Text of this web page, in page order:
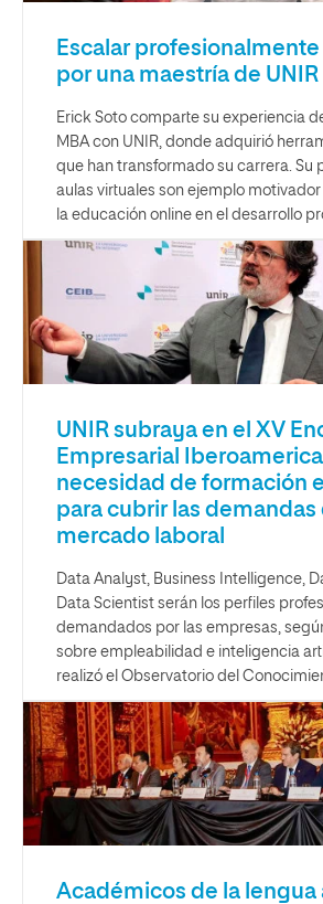
Escalar
por una maestría de UNIR
Erick Soto comparte su experiencia
MBA con UNIR, donde adquirió
que han transformado su carrera. Su
aulas virtuales son ejemplo
la educación online en el desarrollo
UNIR subraya en el XV
Empresarial
necesidad de formación
para cubrir las demandas
mercado laboral
Data Analyst, Business Intelligence,
Data Scientist serán los perfiles
demandados por las empresas,
sobre empleabilidad e inteligencia
realizó el Observatorio del
Académicos de la lengua